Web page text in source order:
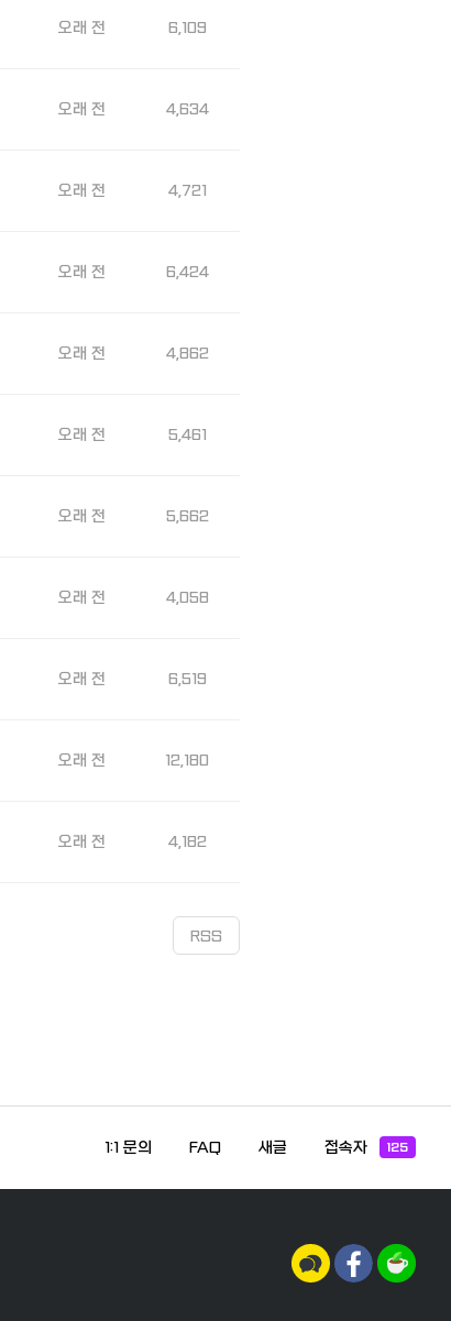
오래 전 6,109
오래 전 4,634
오래 전 4,721
오래 전 6,424
오래 전 4,862
오래 전 5,461
오래 전 5,662
오래 전 4,058
오래 전 6,519
오래 전 12,180
오래 전 4,182
RSS
1:1 문의 FAQ 새글 접속자 125